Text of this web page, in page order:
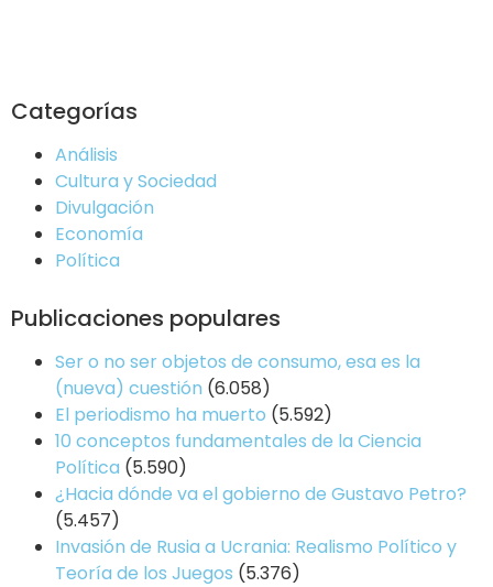
Categorías
Análisis
Cultura y Sociedad
Divulgación
Economía
Política
Publicaciones populares
Ser o no ser objetos de consumo, esa es la
(nueva) cuestión (6.058)
El periodismo ha muerto (5.592)
10 conceptos fundamentales de la Ciencia
Política (5.590)
¿Hacia dónde va el gobierno de Gustavo Petro?
(5.457)
Invasión de Rusia a Ucrania: Realismo Político y
Teoría de los Juegos (5.376)